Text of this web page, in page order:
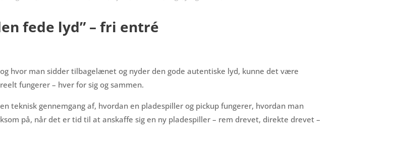
fede lyd” – fri entré
hvor man sidder tilbagelænet og nyder den gode autentiske lyd, kunne det være
fungerer – hver for sig og sammen.
teknisk gennemgang af, hvordan en pladespiller og pickup fungerer, hvordan man
på, når det er tid til at anskaffe sig en ny pladespiller – rem drevet, direkte drevet –